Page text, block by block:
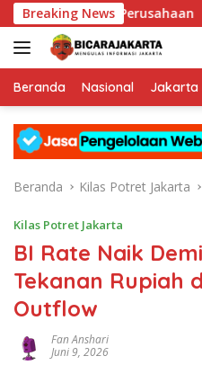
Langsung
ke
konten
Breaking News
Kelola Perusahaan
Beranda Nasional Jakarta
Beranda Kilas Potret Jakarta
Kilas Potret Jakarta
BI Rate Naik
Tekanan Rupiah
Outflow
Fan Anshari
Juni 9, 2026